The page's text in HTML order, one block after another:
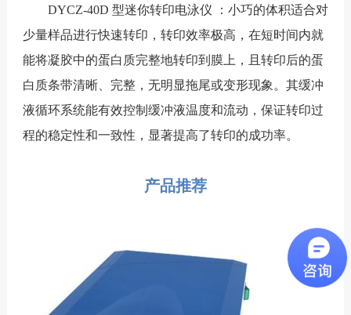
DYCZ-40D 型迷你转印电泳仪 ：小巧的体积适合对
少量样品进行快速转印，转印效率极高，在短时间内就
能将凝胶中的蛋白质完整地转印到膜上，且转印后的蛋
白质条带清晰、完整，无明显拖尾或变形现象。其缓冲
液循环系统能有效控制缓冲液温度和流动，保证转印过
程的稳定性和一致性，显著提高了转印的成功率。
产品推荐